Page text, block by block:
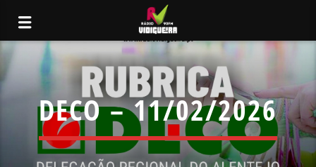
DECO – 11/02/2026